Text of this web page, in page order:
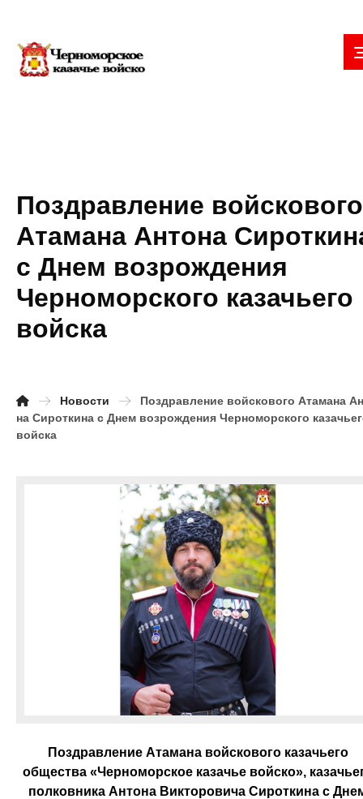
Поздравление войскового
Атамана Антона
с Днем возрождения
Черноморского казачьего
войска
Новости
Поздравление войскового Атамана
на Сироткина с Днем возрождения Черноморского
войска
Поздравление Атамана войскового казачьего
общества «Черноморское казачье войско»,
полковника Антона Викторовича Сироткина с